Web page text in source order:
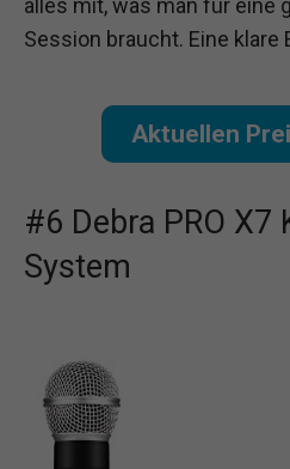
Session braucht. Eine klare
Aktuellen
#6 Debra PRO X7
System